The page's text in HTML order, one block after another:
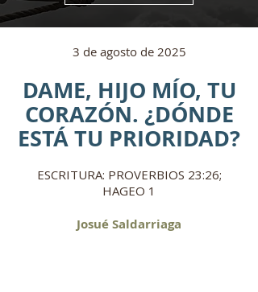
3 de agosto de 2025
DAME, HIJO MÍO, TU
CORAZÓN. ¿DÓNDE
ESTÁ TU PRIORIDAD?
ESCRITURA: PROVERBIOS 23:26;
HAGEO 1
Josué Saldarriaga